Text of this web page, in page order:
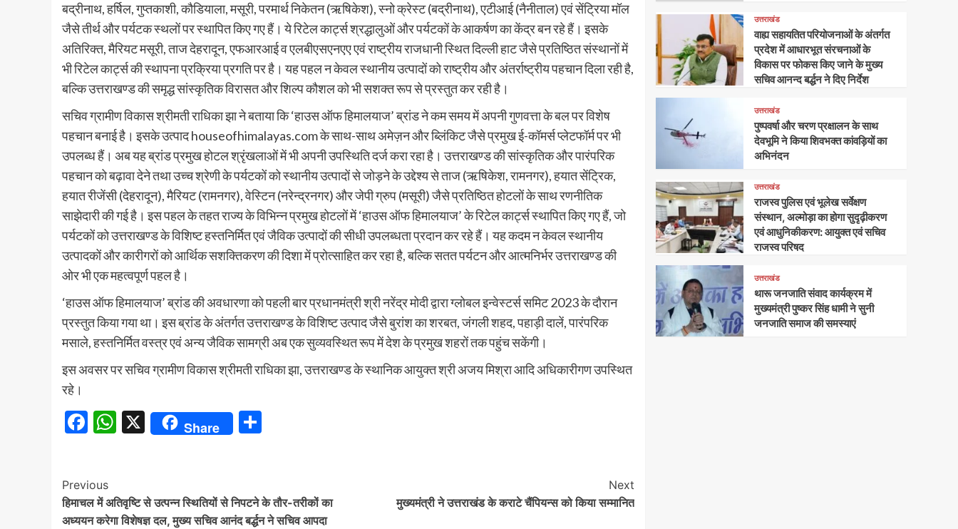
बद्रीनाथ, हर्षिल, गुप्तकाशी, कौडियाला, मसूरी, परमार्थ निकेतन (ऋषिकेश), स्नो क्रेस्ट (बद्रीनाथ), एटीआई (नैनीताल) एवं सेंट्रिया मॉल
जैसे तीर्थ और पर्यटक स्थलों पर स्थापित किए गए हैं। ये रिटेल कार्ट्स श्रद्धालुओं और पर्यटकों के आकर्षण का केंद्र बन रहे हैं। इसके
अतिरिक्त, मैरियट मसूरी, ताज देहरादून, एफआरआई व एलबीएसएनएए एवं राष्ट्रीय राजधानी स्थित दिल्ली हाट जैसे प्रतिष्ठित संस्थानों में
भी रिटेल कार्ट्स की स्थापना प्रक्रिया प्रगति पर है। यह पहल न केवल स्थानीय उत्पादों को राष्ट्रीय और अंतर्राष्ट्रीय पहचान दिला रही है,
बल्कि उत्तराखण्ड की समृद्ध सांस्कृतिक विरासत और शिल्प कौशल को भी सशक्त रूप से प्रस्तुत कर रही है।
सचिव ग्रामीण विकास श्रीमती राधिका झा ने बताया कि ‘हाउस ऑफ हिमालयाज’ ब्रांड ने कम समय में अपनी गुणवत्ता के बल पर विशेष
पहचान बनाई है। इसके उत्पाद houseofhimalayas.com के साथ-साथ अमेज़न और ब्लिंकिट जैसे प्रमुख ई-कॉमर्स प्लेटफॉर्म पर भी
उपलब्ध हैं। अब यह ब्रांड प्रमुख होटल श्रृंखलाओं में भी अपनी उपस्थिति दर्ज करा रहा है। उत्तराखण्ड की सांस्कृतिक और पारंपरिक
पहचान को बढ़ावा देने तथा उच्च श्रेणी के पर्यटकों को स्थानीय उत्पादों से जोड़ने के उद्देश्य से ताज (ऋषिकेश, रामनगर), हयात सेंट्रिक,
हयात रीजेंसी (देहरादून), मैरियट (रामनगर), वेस्टिन (नरेन्द्रनगर) और जेपी ग्रुप (मसूरी) जैसे प्रतिष्ठित होटलों के साथ रणनीतिक
साझेदारी की गई है। इस पहल के तहत राज्य के विभिन्न प्रमुख होटलों में ‘हाउस ऑफ हिमालयाज’ के रिटेल कार्ट्स स्थापित किए गए हैं, जो
पर्यटकों को उत्तराखण्ड के विशिष्ट हस्तनिर्मित एवं जैविक उत्पादों की सीधी उपलब्धता प्रदान कर रहे हैं। यह कदम न केवल स्थानीय
उत्पादकों और कारीगरों को आर्थिक सशक्तिकरण की दिशा में प्रोत्साहित कर रहा है, बल्कि सतत पर्यटन और आत्मनिर्भर उत्तराखण्ड की
ओर भी एक महत्वपूर्ण पहल है।
‘हाउस ऑफ हिमालयाज’ ब्रांड की अवधारणा को पहली बार प्रधानमंत्री श्री नरेंद्र मोदी द्वारा ग्लोबल इन्वेस्टर्स समिट 2023 के दौरान
प्रस्तुत किया गया था। इस ब्रांड के अंतर्गत उत्तराखण्ड के विशिष्ट उत्पाद जैसे बुरांश का शरबत, जंगली शहद, पहाड़ी दालें, पारंपरिक
मसाले, हस्तनिर्मित वस्त्र एवं अन्य जैविक सामग्री अब एक सुव्यवस्थित रूप में देश के प्रमुख शहरों तक पहुंच सकेंगी।
इस अवसर पर सचिव ग्रामीण विकास श्रीमती राधिका झा, उत्तराखण्ड के स्थानिक आयुक्त श्री अजय मिश्रा आदि अधिकारीगण उपस्थित
रहे।
Facebook
WhatsApp
X Share
Continue
Reading
Previous
हिमाचल में अतिवृष्टि से उत्पन्न स्थितियों से निपटने के तौर-तरीकों का
अध्ययन करेगा विशेषज्ञ दल, मुख्य सचिव आनंद बर्द्धन ने सचिव आपदा
Next
मुख्यमंत्री ने उत्तराखंड के कराटे चैंपियन्स को किया सम्मानित
उत्तराखंड
वाह्य सहायतित परियोजनाओं के अंतर्गत
प्रदेश में आधारभूत संरचनाओं के
विकास पर फोकस किए जाने के मुख्य
सचिव आनन्द बर्द्धन ने दिए निर्देश
उत्तराखंड
पुष्पवर्षा और चरण प्रक्षालन के साथ
देवभूमि ने किया शिवभक्त कांवड़ियों का
अभिनंदन
उत्तराखंड
राजस्व पुलिस एवं भूलेख सर्वेक्षण
संस्थान, अल्मोड़ा का होगा सुदृढ़ीकरण
एवं आधुनिकीकरण: आयुक्त एवं सचिव
राजस्व परिषद
उत्तराखंड
थारू जनजाति संवाद कार्यक्रम में
मुख्यमंत्री पुष्कर सिंह धामी ने सुनी
जनजाति समाज की समस्याएं